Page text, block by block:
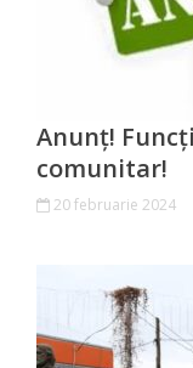
pentru
Primar
Specialist
Relații
Anunț!
comunitar!
20 februarie 2024